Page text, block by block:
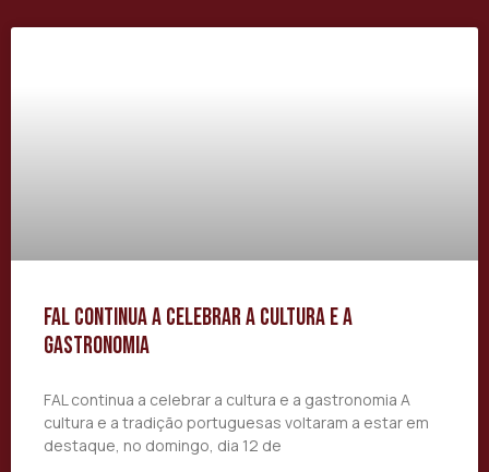
FAL continua a celebrar a cultura e a
gastronomia
FAL continua a celebrar a cultura e a gastronomia A
cultura e a tradição portuguesas voltaram a estar em
destaque, no domingo, dia 12 de